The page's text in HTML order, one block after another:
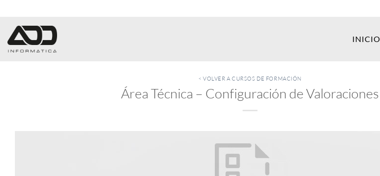
contenido
INICIO
< VOLVER A CURSOS DE FORMACIÓN
Área Técnica – Configuración de Valoraciones